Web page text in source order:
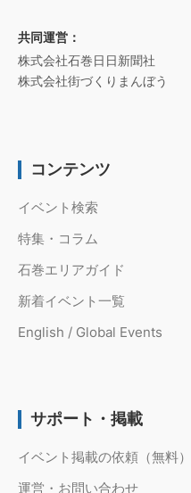
共同運営：
株式会社石巻日日新聞社
株式会社街づくりまんぼう
コンテンツ
イベント検索
特集・コラム
石巻エリアガイド
新着イベント一覧
English / Global Events
サポート・掲載
イベント掲載の依頼（無料）
運営・お問い合わせ